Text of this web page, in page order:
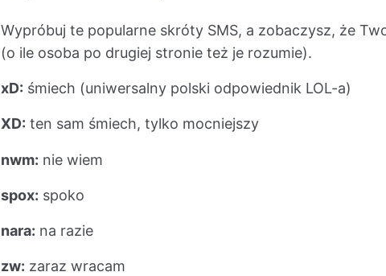
Wypróbuj te popularne skróty SMS, a zobaczysz, że
(o ile osoba po drugiej stronie też je rozumie).
xD: śmiech (uniwersalny polski odpowiednik LOL-a)
XD: ten sam śmiech, tylko mocniejszy
nwm: nie wiem
spox: spoko
nara: na razie
zw: zaraz wracam